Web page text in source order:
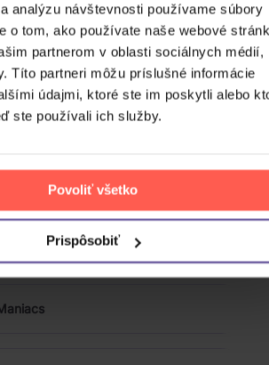
analýzu návštevnosti používame súbory
o tom, ako používate naše webové
partnerom v oblasti sociálnych médií,
Títo partneri môžu príslušné informácie
údajmi, ktoré ste im poskytli alebo
ste používali ich služby.
Povoliť všetko
Prispôsobiť